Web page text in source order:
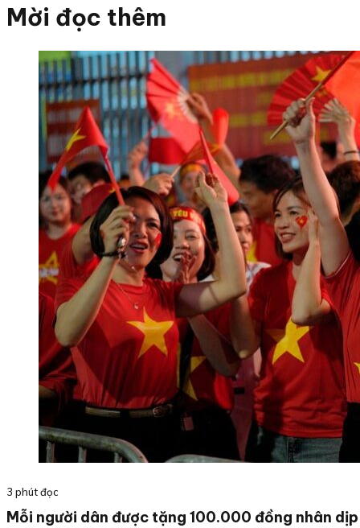
Mời đọc thêm
3 phút đọc
Mỗi người dân được tặng 100.000 đồng nhân